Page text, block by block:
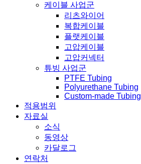
케이블 사업군
리츠와이어
복합케이블
플랫케이블
고압케이블
고압커넥터
튜빙 사업군
PTFE Tubing
Polyurethane Tubing
Custom-made Tubing
적용범위
자료실
소식
동영상
카달로그
연락처